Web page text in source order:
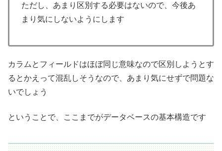
ただし、あまり区別する必要はないので、今後あ
まり気にしないようにします
カラムとフィールドはほぼ同じ意味なので区別しようとす
るとかえって混乱しそうなので、あまり気にせずで問題な
いでしょう
ということで、ここまでがデータベースの基本構造です